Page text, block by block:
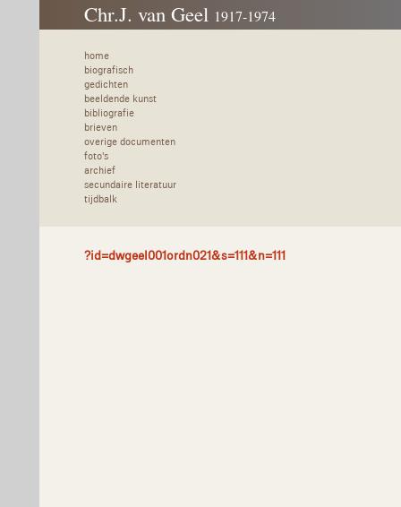
Chr.J. van Geel 1917-1974
home
biografisch
gedichten
beeldende kunst
bibliografie
brieven
overige documenten
foto's
archief
secundaire literatuur
tijdbalk
?id=dwgeel001ordn021&s=111&n=111